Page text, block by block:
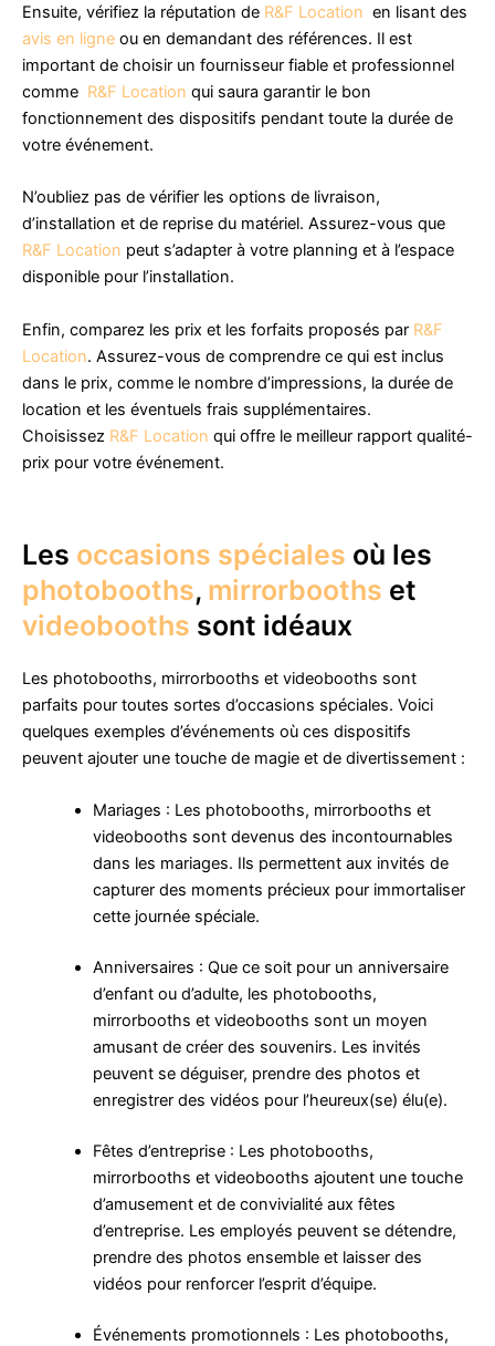
Ensuite, vérifiez la réputation de R&F Location en lisant des
avis en ligne ou en demandant des références. Il est
important de choisir un fournisseur fiable et professionnel
comme R&F Location qui saura garantir le bon
fonctionnement des dispositifs pendant toute la durée de
votre événement.
N’oubliez pas de vérifier les options de livraison,
d’installation et de reprise du matériel. Assurez-vous que
R&F Location peut s’adapter à votre planning et à l’espace
disponible pour l’installation.
Enfin, comparez les prix et les forfaits proposés par R&F
Location. Assurez-vous de comprendre ce qui est inclus
dans le prix, comme le nombre d’impressions, la durée de
location et les éventuels frais supplémentaires.
Choisissez R&F Location qui offre le meilleur rapport qualité-
prix pour votre événement.
Les occasions spéciales où les
photobooths, mirrorbooths et
videobooths sont idéaux
Les photobooths, mirrorbooths et videobooths sont
parfaits pour toutes sortes d’occasions spéciales. Voici
quelques exemples d’événements où ces dispositifs
peuvent ajouter une touche de magie et de divertissement :
Mariages : Les photobooths, mirrorbooths et
videobooths sont devenus des incontournables
dans les mariages. Ils permettent aux invités de
capturer des moments précieux pour immortaliser
cette journée spéciale.
Anniversaires : Que ce soit pour un anniversaire
d’enfant ou d’adulte, les photobooths,
mirrorbooths et videobooths sont un moyen
amusant de créer des souvenirs. Les invités
peuvent se déguiser, prendre des photos et
enregistrer des vidéos pour l’heureux(se) élu(e).
Fêtes d’entreprise : Les photobooths,
mirrorbooths et videobooths ajoutent une touche
d’amusement et de convivialité aux fêtes
d’entreprise. Les employés peuvent se détendre,
prendre des photos ensemble et laisser des
vidéos pour renforcer l’esprit d’équipe.
Événements promotionnels : Les photobooths,